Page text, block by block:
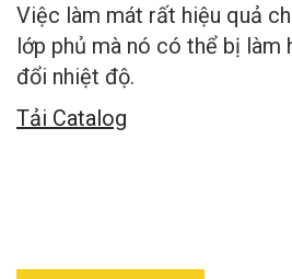
Việc làm mát rất hiệu quả
lớp phủ mà nó có thể bị làm
đổi nhiệt độ.
Tải Catalog